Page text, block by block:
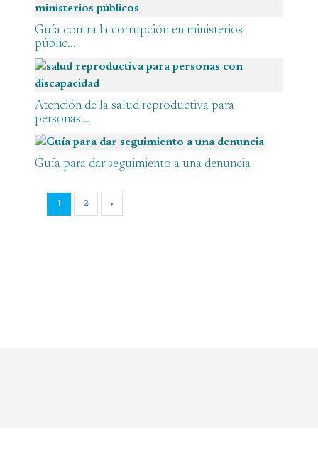
Guía contra la corrupción en ministerios
públic...
Atención de la salud reproductiva para
personas...
Guía para dar seguimiento a una denuncia
1 2 ›